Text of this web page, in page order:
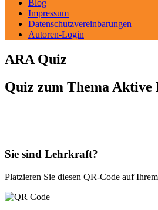
Blog
Impressum
Datenschutzvereinbarungen
Autoren-Login
ARA Quiz
Quiz zum Thema Aktive
Sie sind Lehrkraft?
Platzieren Sie diesen QR-Code auf